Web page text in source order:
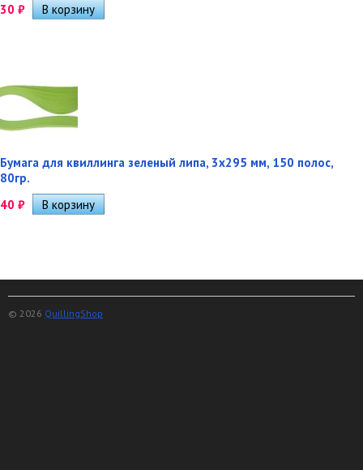
30 ₽
Бумага для квиллинга зеленый липа, 3х295 мм, 150 полос,
80гр.
40 ₽
© 2026 QuillingShop